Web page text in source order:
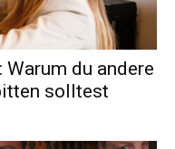
du andere
solltest